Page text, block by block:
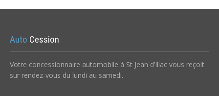
Auto Cession
Votre concessionnaire automobile à St Jean d’Illac vous reçoit
sur rendez-vous du lundi au samedi.